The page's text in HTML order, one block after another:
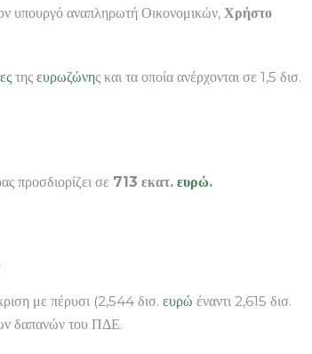
υπουργό αναπληρωτή Οικονομικών, Χρήστο
της ευρωζώνης και τα οποία ανέρχονται σε 1,5 δισ.
προσδιορίζει σε 713 εκατ. ευρώ.
με πέρυσι (2,544 δισ. ευρώ έναντι 2,615 δισ.
δαπανών του ΠΔΕ.